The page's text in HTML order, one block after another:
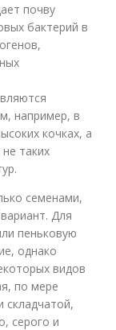
почву
бактерий в
например, в
кочках, а
таких
семенами,
Для
пеньковую
однако
видов
по мере
складчатой,
серого и